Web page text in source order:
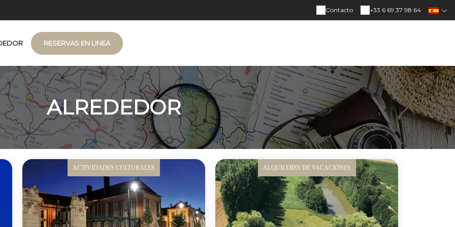
+33 6 69 37 98 64
Contacto
RESERVAS EN LINEA
ALREDEDOR
ACTIVIDADES CULTURALES ALQUILERES DE VACACIONES